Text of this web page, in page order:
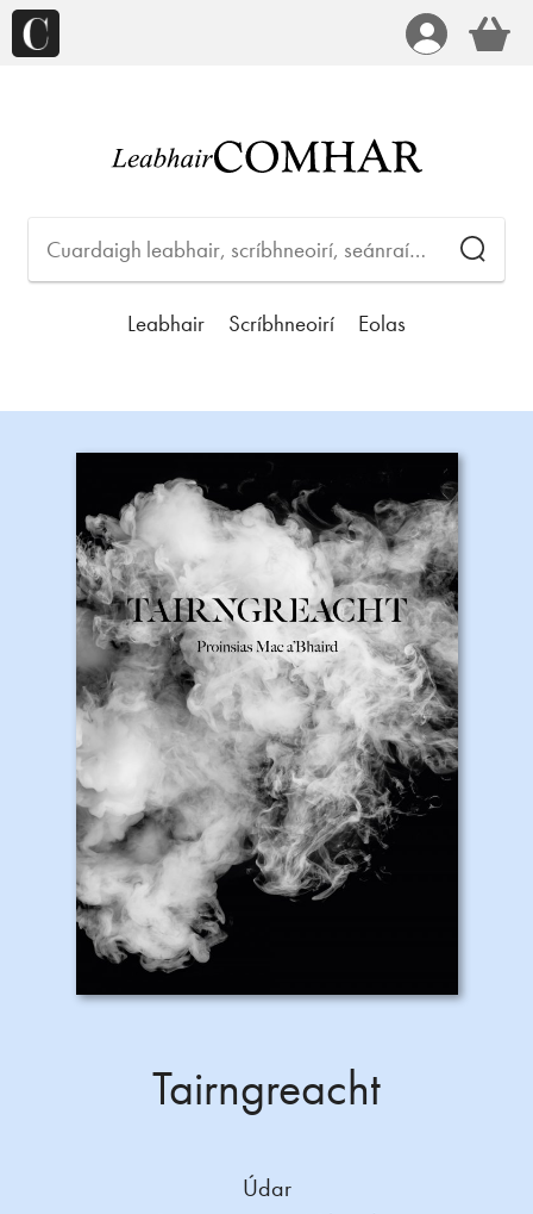
Leabhair Scríbhneoirí Eolas
Tairngreacht
Údar